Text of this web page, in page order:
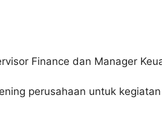
Finance dan Manager
perusahaan untuk